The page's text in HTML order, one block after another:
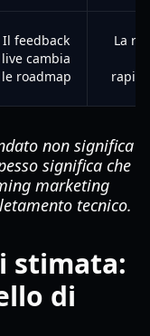
Il feedback
live cambia
le roadmap
La
non significa
significa che
marketing
tecnico.
stimata:
di